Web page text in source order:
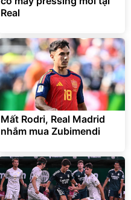
Xe đạp điện trợ lực G-
Force C14 gấp gọn bỏ cốp
tiện lợi
9.900.000đ
7.092.000
Đang xem nhiều
G-FORCE VIETNA
Real
Mất Rodri, Real Madrid
nhắm mua Zubimendi